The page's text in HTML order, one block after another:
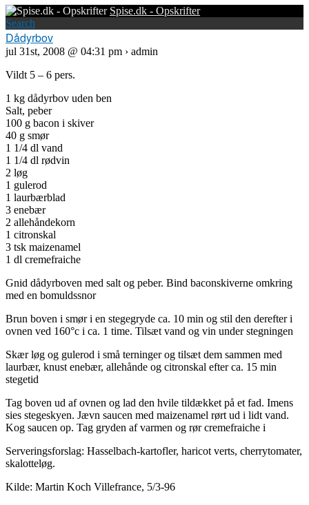
Spise.dk - Opskrifter
Search
Dådyrbov
jul 31st, 2008 @ 04:31 pm › admin
Vildt 5 – 6 pers.
1 kg dådyrbov uden ben
Salt, peber
100 g bacon i skiver
40 g smør
1 1/4 dl vand
1 1/4 dl rødvin
2 løg
1 gulerod
1 laurbærblad
3 enebær
2 allehåndekorn
1 citronskal
3 tsk maizenamel
1 dl cremefraiche
Gnid dådyrboven med salt og peber. Bind baconskiverne omkring
med en bomuldssnor
Brun boven i smør i en stegegryde ca. 10 min og stil den derefter i
ovnen ved 160°c i ca. 1 time. Tilsæt vand og vin under stegningen
Skær løg og gulerod i små terninger og tilsæt dem sammen med
laurbær, knust enebær, allehånde og citronskal efter ca. 15 min
stegetid
Tag boven ud af ovnen og lad den hvile tildækket på et fad. Imens
sies stegeskyen. Jævn saucen med maizenamel rørt ud i lidt vand.
Kog saucen op. Tag gryden af varmen og rør cremefraiche i
Serveringsforslag: Hasselbach-kartofler, haricot verts, cherrytomater,
skalotteløg.
Kilde: Martin Koch Villefrance, 5/3-96